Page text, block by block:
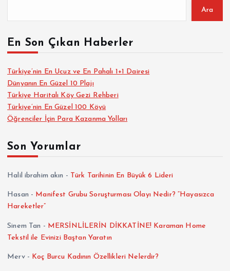
Ara
En Son Çıkan Haberler
Türkiye’nin En Ucuz ve En Pahalı 1+1 Dairesi
Dünyanın En Güzel 10 Plajı
Türkiye Haritalı Köy Gezi Rehberi
Türkiye’nin En Güzel 100 Köyü
Öğrenciler İçin Para Kazanma Yolları
Son Yorumlar
Halil ibrahim akın - Türk Tarihinin En Büyük 6 Lideri
Hasan - Manifest Grubu Soruşturması Olayı Nedir? “Hayasızca
Hareketler”
Sinem Tan - MERSİNLİLERİN DİKKATİNE! Karaman Home
Tekstil ile Evinizi Baştan Yaratın
Merv- Koç Burcu Kadının Özellikleri Nelerdir?